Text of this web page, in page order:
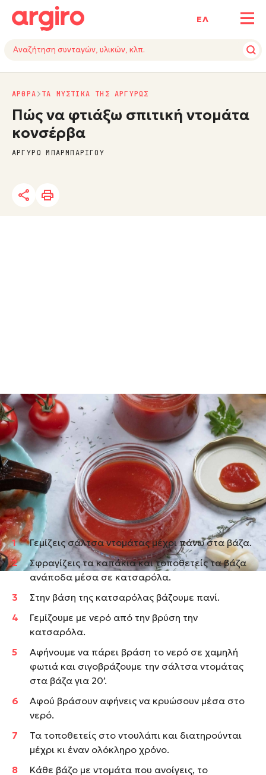
ΕΛ
ΑΡΘΡΑ ΤΑ ΜΥΣΤΙΚΑ ΤΗΣ ΑΡΓΥΡΩΣ
Πώς να φτιάξω σπιτική ντομάτα
κονσέρβα
ΑΡΓΥΡΩ ΜΠΑΡΜΠΑΡΙΓΟΥ
Η σπιτική ντομάτα-κονσέρβα είναι ένας εξαιρετικός
τρόπος να διατηρήσεις τη γεύση του καλοκαιριού
όλο τον χρόνο, χωρίς συντηρητικά και με απόλυτο
έλεγχο των υλικών Αφού φτιάξεις την
σάλτσα
ντομάτας
υπάρχει τρόπος να την συντηρήσεις σε
βάζα όλο τον χρόνο. Το μόνο που χρειάζεσαι είναι
καθαρά αποστειρωμένα βάζα.
Γεμίζεις σάλτσα ντομάτας μέχρι πάνω στα βάζα.
Σφραγίζεις τα καπάκια και τοποθετείς τα βάζα
ανάποδα μέσα σε κατσαρόλα.
Στην βάση της κατσαρόλας βάζουμε πανί.
Γεμίζουμε με νερό από την βρύση την
κατσαρόλα.
Αφήνουμε να πάρει βράση το νερό σε χαμηλή
φωτιά και σιγοβράζουμε την σάλτσα ντομάτας
στα βάζα για 20’.
Αφού βράσουν αφήνεις να κρυώσουν μέσα στο
νερό.
Τα τοποθετείς στο ντουλάπι και διατηρούνται
μέχρι κι έναν ολόκληρο χρόνο.
Κάθε βάζο με ντομάτα που ανοίγεις, το